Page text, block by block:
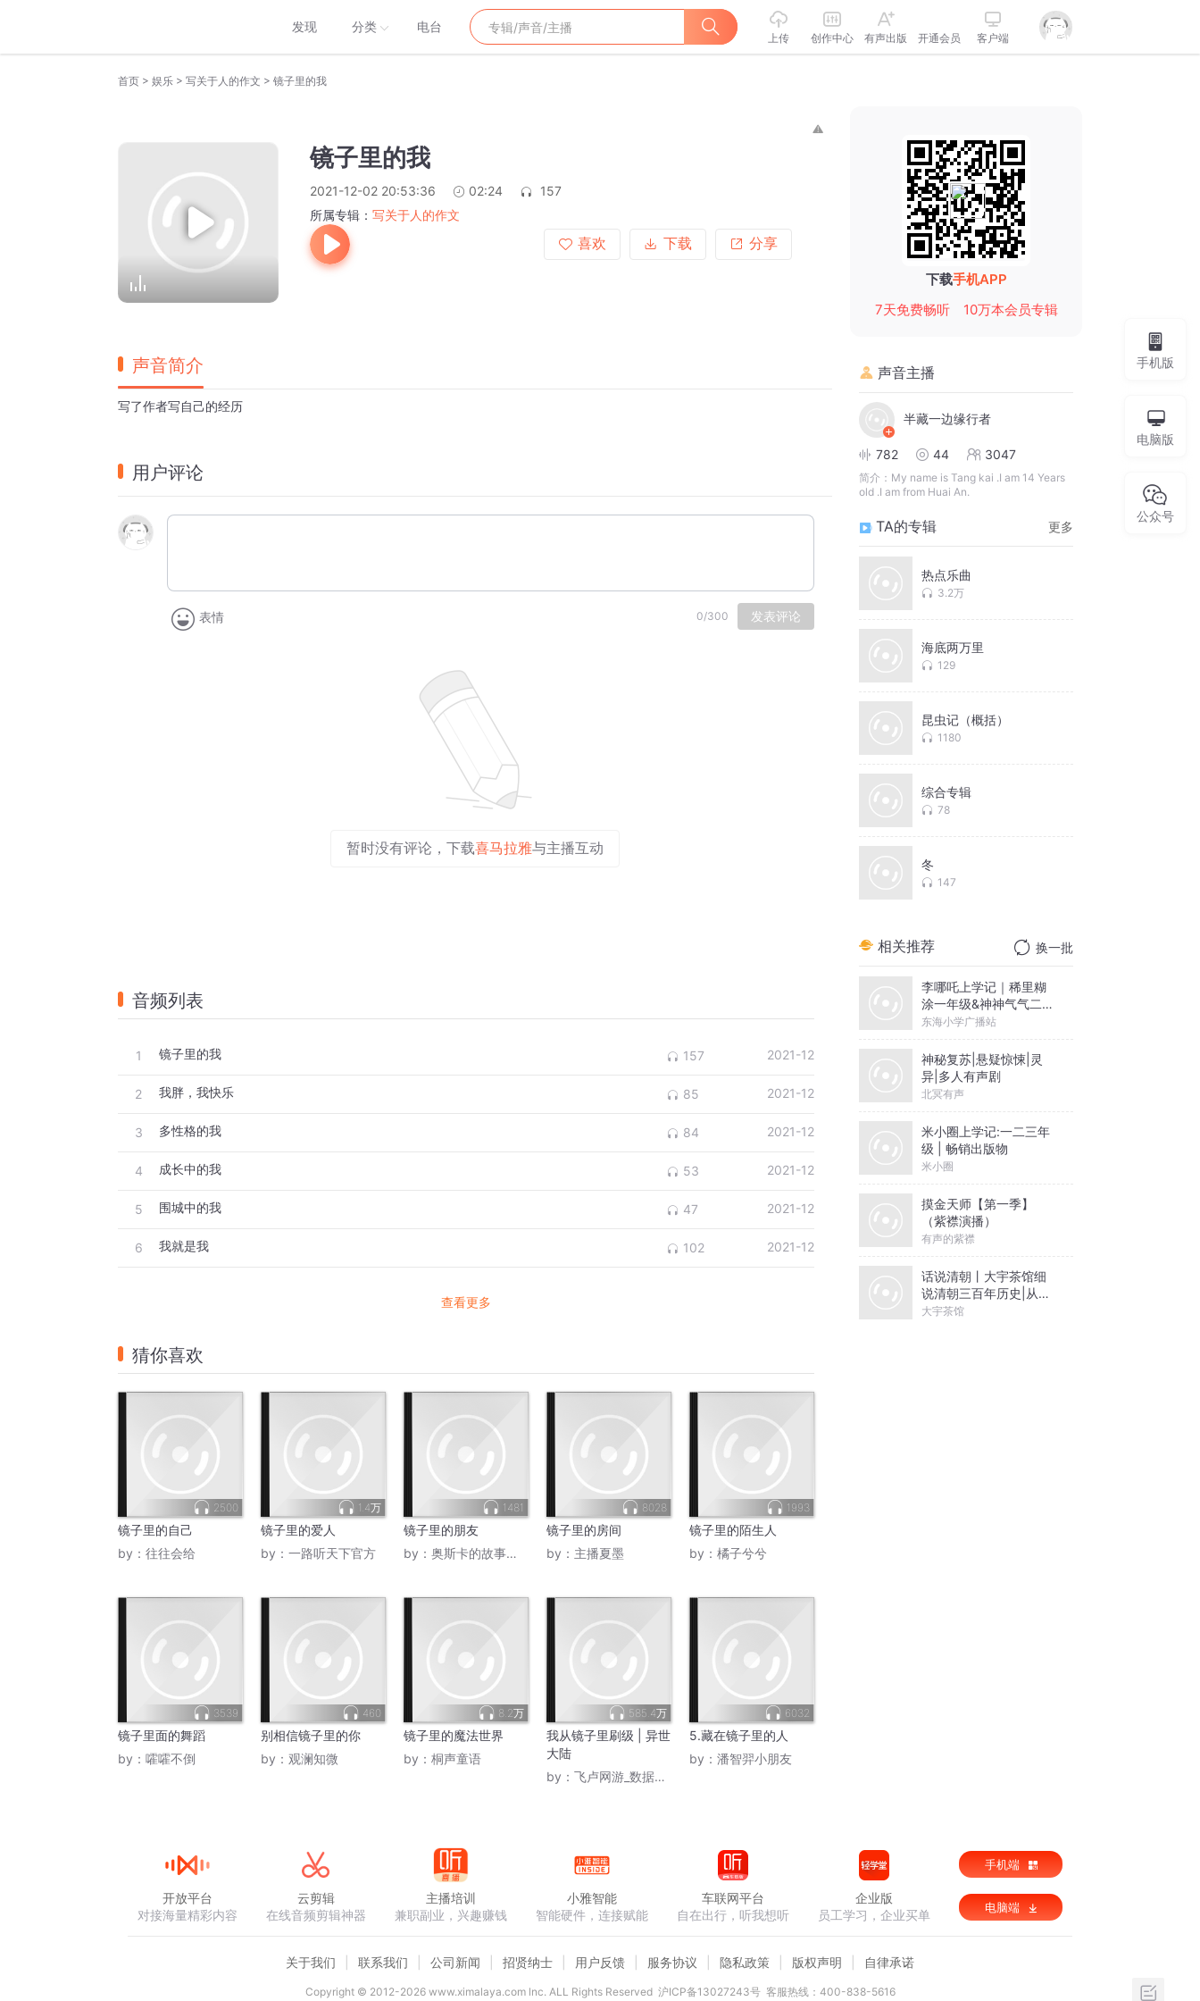
发现 分类 电台
上传 创作中心 有声出版 开通会员 客户端
首页 > 娱乐 > 写关于人的作文 > 镜子里的我
镜子里的我
2021-12-02 20:53:36 02:24
157
所属专辑： 写关于人的作文
喜欢
下载 分享
声音简介
写了作者写自己的经历
用户评论
表情 0/300 发表评论
暂时没有评论，下载喜马拉雅与主播互动
音频列表
1 镜子里的我 157 2021-12
2 我胖，我快乐 85 2021-12
3 多性格的我 84 2021-12
4 成长中的我 53 2021-12
5 围城中的我 47 2021-12
6 我就是我 102 2021-12
查看更多
猜你喜欢
2500
镜子里的自己
by： 往往会给
1.4万
镜子里的爱人
by： 一路听天下官方
1481
镜子里的朋友
by： 奥斯卡的故事城堡
8028
镜子里的房间
by： 主播夏墨
1993
镜子里的陌生人
by： 橘子兮兮
3539
镜子里面的舞蹈
by： 嚯嚯不倒
460
别相信镜子里的你
by： 观澜知微
8.2万
镜子里的魔法世界
by： 桐声童语
585.4万
我从镜子里刷级 | 异世
大陆
by： 飞卢网游_数据人生
6032
5.藏在镜子里的人
by： 潘智羿小朋友
下载手机APP
7天免费畅听
10万本会员专辑
声音主播
半藏一边缘行者
782 44 3047
简介： My name is Tang kai .I am 14 Years
old .I am from Huai An.
TA的专辑 更多
热点乐曲
3.2万
海底两万里
129
昆虫记（概括）
1180
综合专辑
78
冬
147
相关推荐 换一批
李哪吒上学记｜稀里糊
涂一年级&神神气气二年
级
东海小学广播站
神秘复苏|悬疑惊悚|灵
异|多人有声剧
北冥有声
米小圈上学记:一二三年
级 | 畅销出版物
米小圈
摸金天师【第一季】
（紫襟演播）
有声的紫襟
话说清朝丨大宇茶馆细
说清朝三百年历史|从努
尔哈赤到末代皇帝溥仪|
大宇茶馆
手机版
电脑版
公众号
开放平台
对接海量精彩内容
云剪辑
在线音频剪辑神器
主播培训
兼职副业，兴趣赚钱
小雅智能
智能硬件，连接赋能
车联网平台
自在出行，听我想听
企业版
员工学习，企业买单
手机端
电脑端
关于我们 联系我们 公司新闻 招贤纳士 用户反馈 服务协议 隐私政策 版权声明 自律承诺
Copyright © 2012-2026www.ximalaya.com lnc. ALL Rights Reserved 沪ICP备13027243号 客服热线：400-838-5616